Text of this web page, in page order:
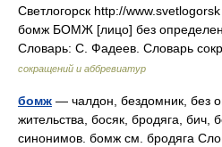
Светлогорск http://
бомж БОМЖ [лицо] без
Словарь: С. Фадеев. Словарь
сокращений и аббревиатур
бомж — чалдон, бездомник, без
жительства, босяк, бродяга, бич,
синонимов. бомж см. бродяга